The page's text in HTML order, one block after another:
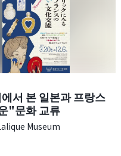
서 본 일본과 프랑스
"문화 교류
Museum